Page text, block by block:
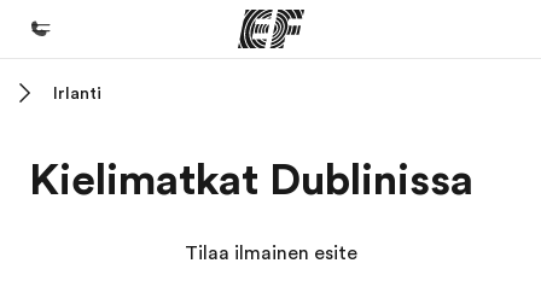
Kaikki EF-ohjelmat
Irlanti
Kielimatkat Dublinissa
Tilaa ilmainen esite